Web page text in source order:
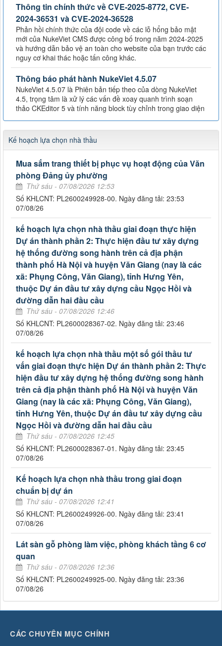
Thông tin chính thức về CVE-2025-8772, CVE-
2024-36531 và CVE-2024-36528
Phản hồi chính thức của đội code về các lỗ hổng bảo mật
mới của NukeViet CMS được công bố trong năm 2024-2025
và hướng dẫn bảo vệ an toàn cho website của bạn trước các
nguy cơ khai thác hoặc tấn công khác.
Thông báo phát hành NukeViet 4.5.07
NukeViet 4.5.07 là Phiên bản tiếp theo của dòng NukeViet
4.5, trọng tâm là xử lý các vấn đề xoay quanh trình soạn
thảo CKEditor 5 và tính năng block tùy chỉnh trong giao diện
Kế hoạch lựa chọn nhà thầu
Mua sắm trang thiết bị phục vụ hoạt động của Văn
phòng Đảng ủy phường
Thứ sáu - 07/08/2026 12:53
Số KHLCNT: PL2600249928-00. Ngày đăng tải: 23:53
07/08/26
kế hoạch lựa chọn nhà thầu giai đoạn thực hiện
Dự án thành phần 2: Thực hiện đầu tư xây dựng
hệ thống đường song hành trên cả địa phận
thành phố Hà Nội và huyện Văn Giang (nay là các
xã: Phụng Công, Văn Giang), tỉnh Hưng Yên,
thuộc Dự án đầu tư xây dựng cầu Ngọc Hồi và
đường dẫn hai đầu cầu
Thứ sáu - 07/08/2026 12:46
Số KHLCNT: PL2600028367-02. Ngày đăng tải: 23:46
07/08/26
kế hoạch lựa chọn nhà thầu một số gói thầu tư
vấn giai đoạn thực hiện Dự án thành phần 2: Thực
hiện đầu tư xây dựng hệ thống đường song hành
trên cả địa phận thành phố Hà Nội và huyện Văn
Giang (nay là các xã: Phụng Công, Văn Giang),
tỉnh Hưng Yên, thuộc Dự án đầu tư xây dựng cầu
Ngọc Hồi và đường dẫn hai đầu cầu
Thứ sáu - 07/08/2026 12:45
Số KHLCNT: PL2600028367-01. Ngày đăng tải: 23:45
07/08/26
Kế hoạch lựa chọn nhà thầu trong giai đoạn
chuẩn bị dự án
Thứ sáu - 07/08/2026 12:41
Số KHLCNT: PL2600249926-00. Ngày đăng tải: 23:41
07/08/26
Lát sàn gỗ phòng làm việc, phòng khách tầng 6 cơ
quan
Thứ sáu - 07/08/2026 12:36
Số KHLCNT: PL2600249925-00. Ngày đăng tải: 23:36
07/08/26
CÁC CHUYÊN MỤC CHÍNH